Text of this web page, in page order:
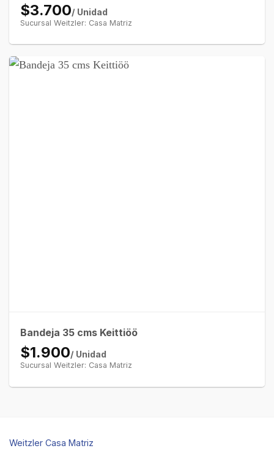
$3.700/ Unidad
Sucursal Weitzler: Casa Matriz
Bandeja 35 cms Keittiöö
$1.900/ Unidad
Sucursal Weitzler: Casa Matriz
Weitzler Casa Matriz